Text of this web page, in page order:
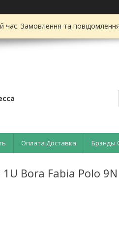
час. Замовлення та
Оплата Доставка Брэнды
Bora Fabia Polo